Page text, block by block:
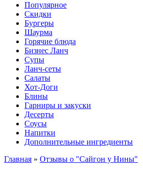
Популярное
Скидки
Бургеры
Шаурма
Горячие блюда
Бизнес Ланч
Супы
Ланч-сеты
Салаты
Хот-Доги
Блины
Гарниры и закуски
Десерты
Соусы
Напитки
Дополнительные ингредиенты
Главная » Отзывы о "Сайгон у Нины"